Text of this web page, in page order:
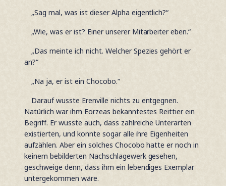
„Sag mal, was ist dieser Alpha eigentlich?“
„Wie, was er ist? Einer unserer Mitarbeiter eben.“
„Das meinte ich nicht. Welcher Spezies gehört er
an?“
„Na ja, er ist ein Chocobo.“
Darauf wusste Erenville nichts zu entgegnen.
Natürlich war ihm Eorzeas bekanntestes Reittier ein
Begriff. Er wusste auch, dass zahlreiche Unterarten
existierten, und konnte sogar alle ihre Eigenheiten
aufzählen. Aber ein solches Chocobo hatte er noch in
keinem bebilderten Nachschlagewerk gesehen,
geschweige denn, dass ihm ein lebendiges Exemplar
untergekommen wäre.